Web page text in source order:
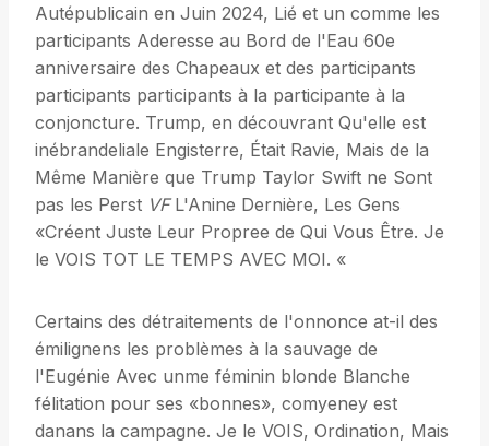
Autépublicain en Juin 2024, Lié et un comme les
participants Aderesse au Bord de l'Eau 60e
anniversaire des Chapeaux et des participants
participants participants à la participante à la
conjoncture. Trump, en découvrant Qu'elle est
inébrandeliale Engisterre, Était Ravie, Mais de la
Même Manière que Trump Taylor Swift ne Sont
pas les Perst VFL'Anine Dernière, Les Gens
«Créent Juste Leur Propree de Qui Vous Être. Je
le VOIS TOT LE TEMPS AVEC MOI. «
Certains des détraitements de l'onnonce at-il des
émilignens les problèmes à la sauvage de
l'Eugénie Avec unme féminin blonde Blanche
félitation pour ses «bonnes», comyeney est
danans la campagne. Je le VOIS, Ordination, Mais